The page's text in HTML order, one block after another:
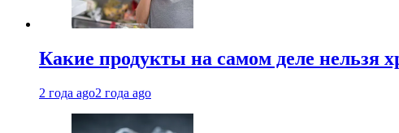
Какие продукты на самом деле нельзя
2 года ago2 года ago